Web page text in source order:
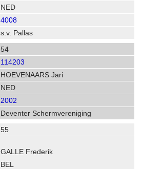
NED
4008
s.v. Pallas
54
114203
HOEVENAARS Jari
NED
2002
Deventer Schermvereniging
55
GALLE Frederik
BEL